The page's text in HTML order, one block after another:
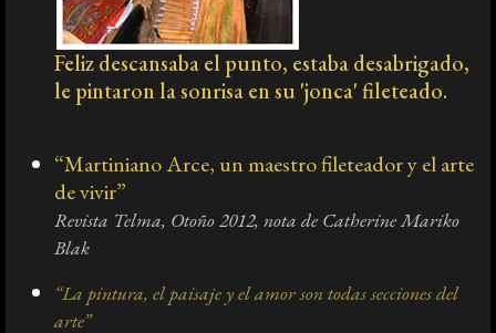
Feliz descansaba el punto, estaba desabrigado,
le pintaron la sonrisa en su 'jonca' fileteado.
“Martiniano Arce, un maestro fileteador y el arte
de vivir”
Revista Telma, Otoño 2012, nota de Catherine Mariko
Blak
“La pintura, el paisaje y el amor son todas secciones del
arte”